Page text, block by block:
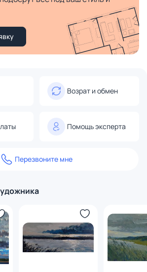
Возрат и обмен
Помощь эксперта
Перезвоните мне